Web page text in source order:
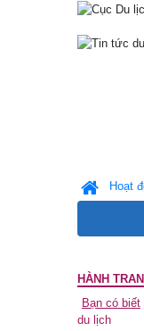
Hoạt
HÀNH
Bạn có biết
du lịch